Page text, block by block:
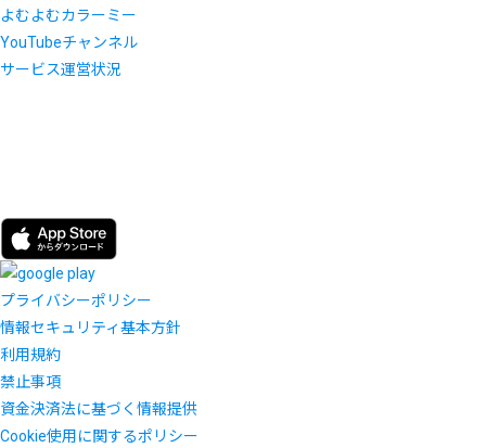
よむよむカラーミー
YouTubeチャンネル
サービス運営状況
プライバシーポリシー
情報セキュリティ基本方針
利用規約
禁止事項
資金決済法に基づく情報提供
Cookie使用に関するポリシー